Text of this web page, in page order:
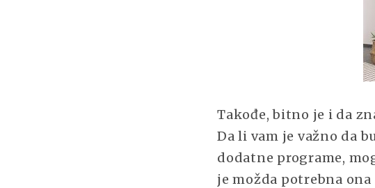
Takođe, bitno je i da
Da li vam je važno da
dodatne programe,
je možda potrebna